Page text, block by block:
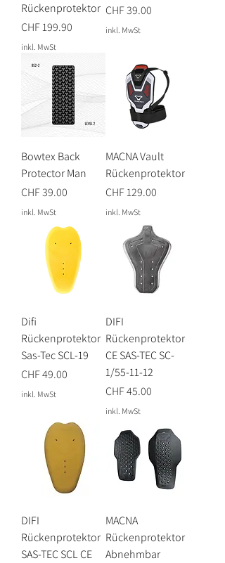
Rückenprotektor
Preis
CHF 199.90
inkl. MwSt
Preis
CHF 39.00
inkl. MwSt
Bowtex Back
Protector Man
Preis
CHF 39.00
inkl. MwSt
MACNA Vault
Rückenprotektor
Preis
CHF 129.00
inkl. MwSt
Difi
Rückenprotektor
Sas-Tec SCL-19
Preis
CHF 49.00
inkl. MwSt
DIFI
Rückenprotektor
CE SAS-TEC SC-
1/55-11-12
Preis
CHF 45.00
inkl. MwSt
DIFI
Rückenprotektor
SAS-TEC SCL CE
MACNA
Rückenprotektor
Abnehmbar